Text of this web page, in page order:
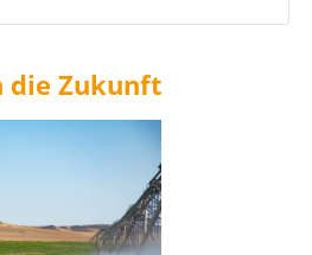
die Zukunft